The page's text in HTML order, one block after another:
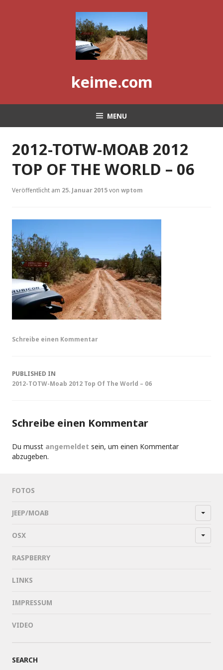
keime.com
MENU
2012-TOTW-MOAB 2012
TOP OF THE WORLD – 06
Veröffentlicht am 25. Januar 2015von wptom
Schreibe einen Kommentar
Post
PUBLISHED IN
2012-TOTW-Moab 2012 Top Of The World – 06
Schreibe einen Kommentar
Du musst angemeldet sein, um einen Kommentar
abzugeben.
FOTOS
JEEP/MOAB
OSX
RASPBERRY
LINKS
IMPRESSUM
VIDEO
SEARCH